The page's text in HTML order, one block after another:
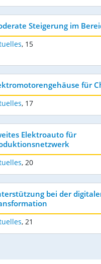
Steigerung im
, 15
für
, 17
Elektroauto für
, 20
bei der
, 21